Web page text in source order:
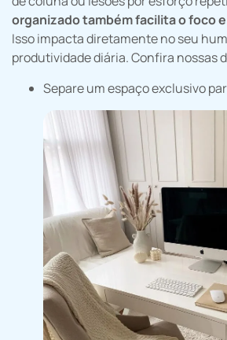
organizado também facilita o foco
Isso impacta diretamente no seu
produtividade diária. Confira nossas
Separe um espaço exclusivo